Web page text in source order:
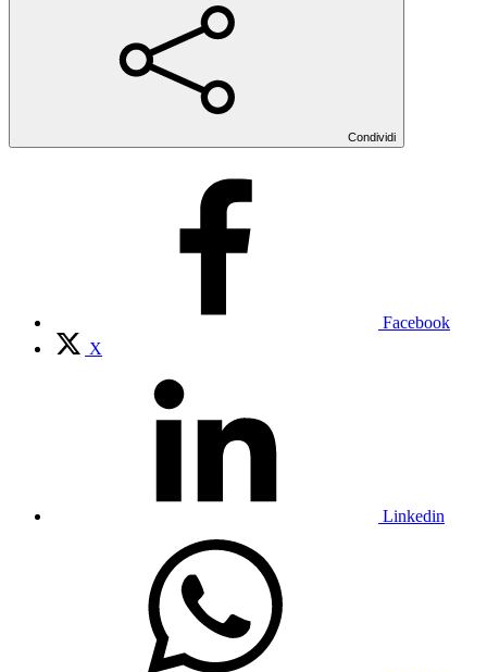
Condividi
Facebook
X
Linkedin